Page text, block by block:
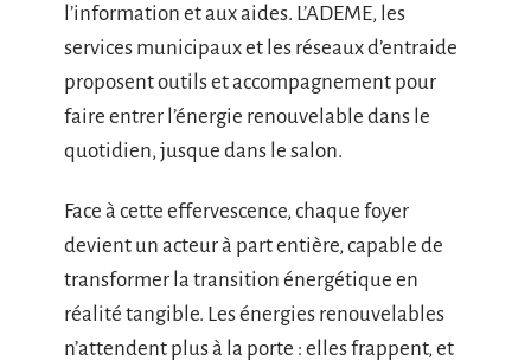
l’information et aux aides. L’ADEME, les
services municipaux et les réseaux d’entraide
proposent outils et accompagnement pour
faire entrer l’énergie renouvelable dans le
quotidien, jusque dans le salon.
Face à cette effervescence, chaque foyer
devient un acteur à part entière, capable de
transformer la transition énergétique en
réalité tangible. Les énergies renouvelables
n’attendent plus à la porte : elles frappent, et